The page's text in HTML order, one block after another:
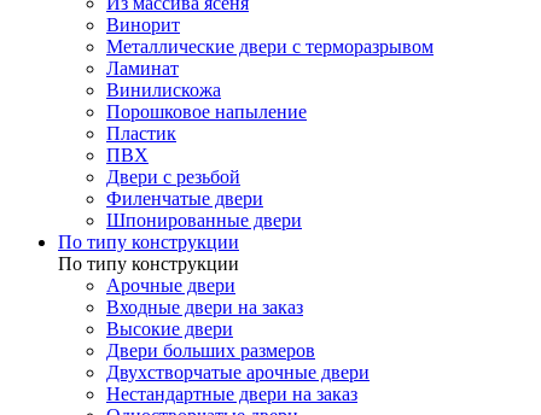
Винорит
Металлические двери с терморазрывом
Ламинат
Винилискожа
Порошковое напыление
Пластик
ПВХ
Двери с резьбой
Филенчатые двери
Шпонированные двери
По типу конструкции
По типу конструкции
Арочные двери
Входные двери на заказ
Высокие двери
Двери больших размеров
Двухстворчатые арочные двери
Нестандартные двери на заказ